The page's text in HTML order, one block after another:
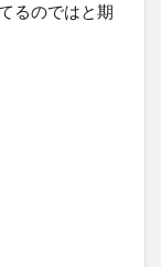
るのではと期